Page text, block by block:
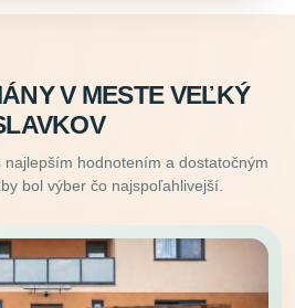
V MESTE VEĽKÝ
najlepším hodnotením a dostatočným
bol výber čo najspoľahlivejší.